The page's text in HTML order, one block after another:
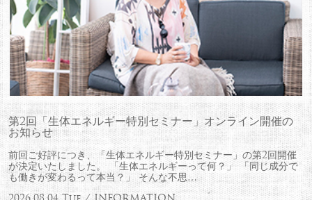
第2回「生体エネルギー特別セミナー」オンライン開催の
お知らせ
前回ご好評につき、「生体エネルギー特別セミナー」の第2回開催
が決定いたしました。 「生体エネルギーって何？」 「同じ成分で
も働きが変わるって本当？」 そんな不思…